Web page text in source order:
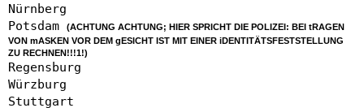
Nürnberg
Potsdam
(ACHTUNG ACHTUNG; HIER SPRICHT DIE POLIZEI: BEI tRAGEN
VON mASKEN VOR DEM gESICHT IST MIT EINER iDENTITÄTSFESTSTELLUNG
ZU RECHNEN!!!1!)
Regensburg
Würzburg
Stuttgart